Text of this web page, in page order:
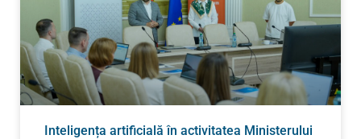
Inteligența artificială în activitatea Ministerului